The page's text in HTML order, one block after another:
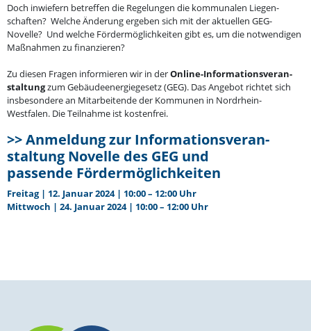
Doch inwiefern betreffen die Regelungen die kommu­nalen Liegen­
schaften? Welche Änderung ergeben sich mit der aktuellen GEG-
Novelle? Und welche Förder­mög­lich­keiten gibt es, um die notwen­digen
Maßnahmen zu finan­zieren?
Zu diesen Fragen infor­mieren wir in derOnline-Infor­ma­ti­ons­ver­an­
staltungzum Gebäu­de­en­er­gie­gesetz (GEG). Das Angebot richtet sich
insbe­sondere an Mitar­bei­tende der Kommunen in Nordrhein-
Westfalen. Die Teilnahme ist kostenfrei.
>> Anmeldung zur Infor­ma­ti­ons­ver­an­
staltung Novelle des GEG und
passende Fördermöglichkeiten
Freitag | 12. Januar 2024 | 10:00 – 12:00 Uhr
Mittwoch | 24. Januar 2024 | 10:00 – 12:00 Uhr